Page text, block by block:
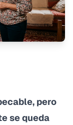
pero
se queda